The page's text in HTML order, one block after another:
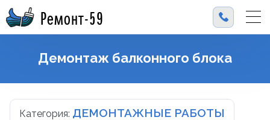
Ремонт-59
Демонтаж балконного блока
Категория: ДЕМОНТАЖНЫЕ РАБОТЫ